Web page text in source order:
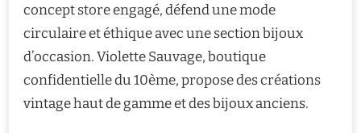
concept store engagé, défend une mode
circulaire et éthique avec une section bijoux
d’occasion. Violette Sauvage, boutique
confidentielle du 10ème, propose des créations
vintage haut de gamme et des bijoux anciens.